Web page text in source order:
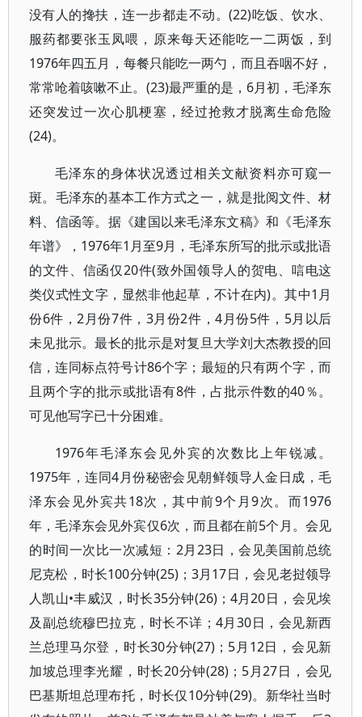
没有人的搀扶，连一步都走不动。(22)吃饭、饮水、
服药都要张玉凤喂，原来每天还能吃一二两饭，到
1976年四五月，每餐只能吃一两勺，而且吞咽不好，
常常呛着咳嗽不止。(23)最严重的是，6月初，毛泽东
还突发过一次心肌梗塞，经过抢救才脱离生命危险
(24)。
毛泽东的身体状况透过相关文献资料亦可窥一
斑。毛泽东的基本工作方式之一，就是批阅文件、材
料、信函等。据《建国以来毛泽东文稿》和《毛泽东
年谱》，1976年1月至9月，毛泽东所写的批示或批语
的文件、信函仅20件(致外国领导人的贺电、唁电这
类仪式性文字，显然非他起草，不计在内)。其中1月
份6件，2月份7件，3月份2件，4月份5件，5月以后
未见批示。最长的批示是对复旦大学刘大杰教授的回
信，连同标点符号计86个字；最短的只有两个字，而
且两个字的批示或批语有8件，占批示件数的40％。
可见他写字已十分困难。
1976年毛泽东会见外宾的次数比上年锐减。
1975年，连同4月份秘密会见朝鲜领导人金日成，毛
泽东会见外宾共18次，其中前9个月9次。而1976
年，毛泽东会见外宾仅6次，而且都在前5个月。会见
的时间一次比一次减短：2月23日，会见美国前总统
尼克松，时长100分钟(25)；3月17日，会见老挝领导
人凯山•丰威汉，时长35分钟(26)；4月20日，会见埃
及副总统穆巴拉克，时长不详；4月30日，会见新西
兰总理马尔登，时长30分钟(27)；5月12日，会见新
加坡总理李光耀，时长20分钟(28)；5月27日，会见
巴基斯坦总理布托，时长仅10分钟(29)。新华社当时